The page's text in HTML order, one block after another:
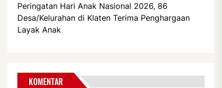
Peringatan Hari Anak Nasional 2026, 86
Desa/Kelurahan di Klaten Terima Penghargaan
Layak Anak
KOMENTAR